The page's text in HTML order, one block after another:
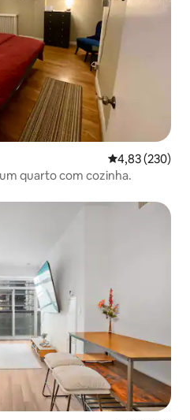
4,83 de uma
4,83 (230)
quarto com cozinha.